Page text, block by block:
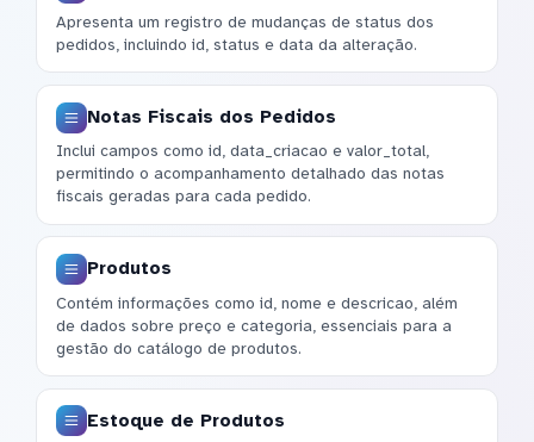
Apresenta um registro de mudanças de status dos
pedidos, incluindo id, status e data da alteração.
Notas Fiscais dos Pedidos
Inclui campos como id, data_criacao e valor_total,
permitindo o acompanhamento detalhado das notas
fiscais geradas para cada pedido.
Produtos
Contém informações como id, nome e descricao, além
de dados sobre preço e categoria, essenciais para a
gestão do catálogo de produtos.
Estoque de Produtos